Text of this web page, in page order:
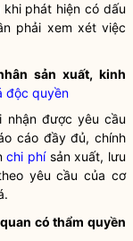
phát hiện có dấu
phải xem xét việc
sản xuất, kinh
độc quyền
nhận được yêu cầu
cáo đầy đủ, chính
chi phísản xuất, lưu
yêu cầu của cơ
có thẩmquyền